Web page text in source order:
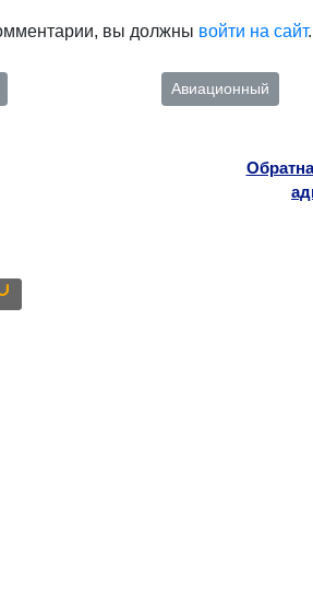
вы должны войти на сайт.
Авиационный